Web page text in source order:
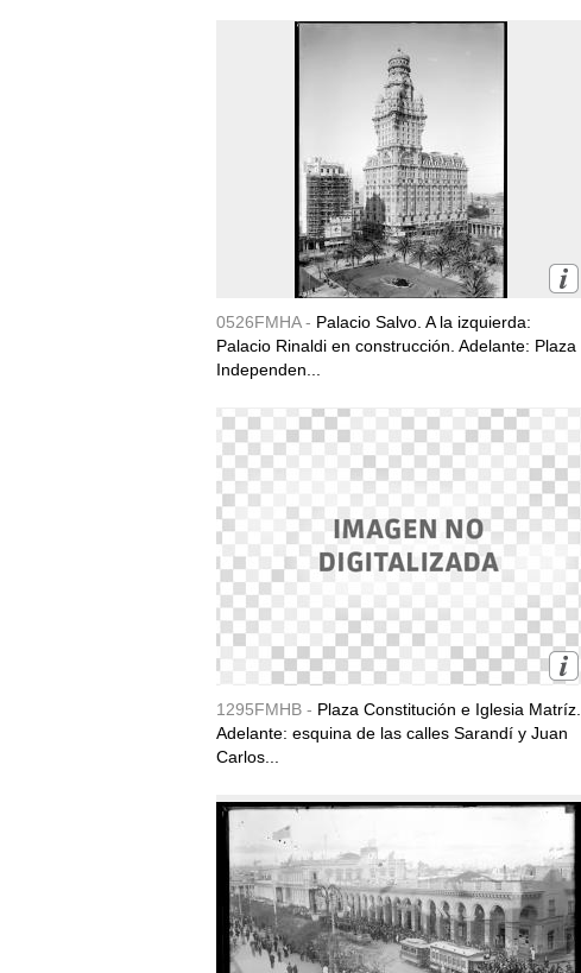
0526FMHA - Palacio Salvo. A la izquierda:
Palacio Rinaldi en construcción. Adelante: Plaza
Independen...
1295FMHB - Plaza Constitución e Iglesia Matríz.
Adelante: esquina de las calles Sarandí y Juan
Carlos...